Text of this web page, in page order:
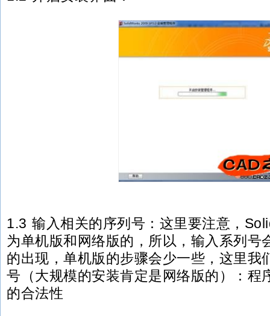
1.3 输入相关的序列号：这里要注意，
为单机版和网络版的，所以，输入系列号
的出现，单机版的步骤会少一些，这里我
号（大规模的安装肯定是网络版的）：程
的合法性